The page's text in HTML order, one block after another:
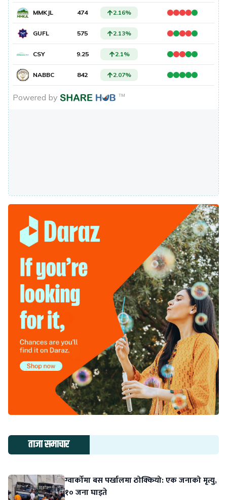
ताजा समाचार
ग्वार्कोमा बस पर्खालमा ठोक्कियो: एक जनाको मृत्यु,
१० जना घाइते